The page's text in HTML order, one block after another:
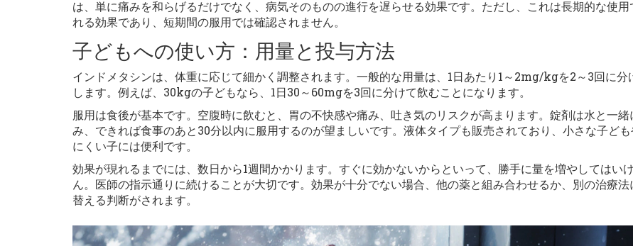
は、単に痛みを和らげるだけでなく、病気そのものの進行を遅らせる効果です。ただし、これは長期的な使用
れる効果であり、短期間の服用では確認されません。
子どもへの使い方：用量と投与方法
インドメタシンは、体重に応じて細かく調整されます。一般的な用量は、1日あたり1～2mg/kgを2～3回に分
します。例えば、30kgの子どもなら、1日30～60mgを3回に分けて飲むことになります。
服用は食後が基本です。空腹時に飲むと、胃の不快感や痛み、吐き気のリスクが高まります。錠剤は水と一緒
み、できれば食事のあと30分以内に服用するのが望ましいです。液体タイプも販売されており、小さな子ど
にくい子には便利です。
効果が現れるまでには、数日から1週間かかります。すぐに効かないからといって、勝手に量を増やしてはい
ん。医師の指示通りに続けることが大切です。効果が十分でない場合、他の薬と組み合わせるか、別の治療法
替える判断がされます。